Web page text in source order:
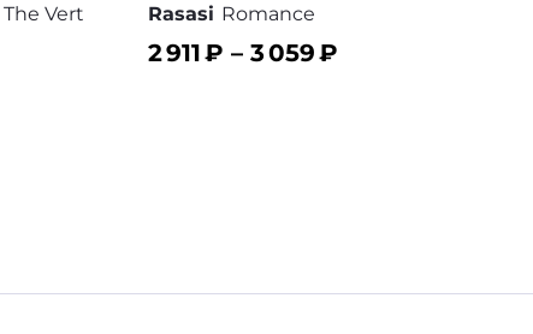
The Vert
Rasasi Romance
2 911₽ – 3 059₽